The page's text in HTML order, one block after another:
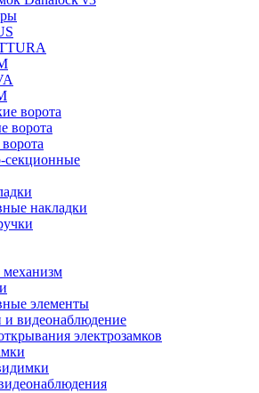
ворота
ворота
секционные
накладки
элементы
и видеонаблюдение
электрозамков